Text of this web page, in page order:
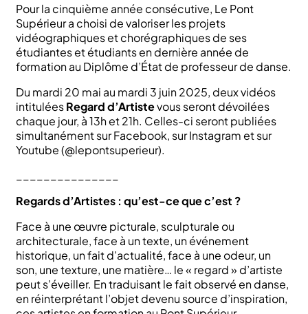
Pour la cinquième année consécutive, Le Pont
Supérieur a choisi de valoriser les projets
vidéographiques et chorégraphiques de ses
étudiantes et étudiants en dernière année de
formation au Diplôme d’État de professeur de danse.
Du mardi 20 mai au mardi 3 juin 2025, deux vidéos
intituléesRegard d’Artistevous seront dévoilées
chaque jour, à 13h et 21h. Celles-ci seront publiées
simultanément sur Facebook, sur Instagram et sur
Youtube (@lepontsuperieur).
Regards d’Artistes : qu’est-ce que c’est ?
Face à une œuvre picturale, sculpturale ou
architecturale, face à un texte, un événement
historique, un fait d’actualité, face à une odeur, un
son, une texture, une matière… le « regard » d’artiste
peut s’éveiller. En traduisant le fait observé en danse,
en réinterprétant l’objet devenu source d’inspiration,